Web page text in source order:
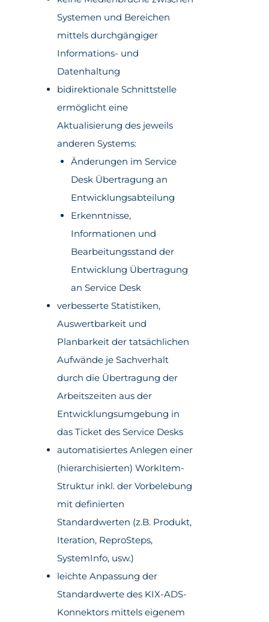
Systemen und Bereichen
mittels durchgängiger
Informations- und
Datenhaltung
bidirektionale Schnittstelle
ermöglicht eine
Aktualisierung des jeweils
anderen Systems:
Änderungen im Service
Desk Übertragung an
Entwicklungsabteilung
Erkenntnisse,
Informationen und
Bearbeitungsstand der
Entwicklung Übertragung
an Service Desk
verbesserte Statistiken,
Auswertbarkeit und
Planbarkeit der tatsächlichen
Aufwände je Sachverhalt
durch die Übertragung der
Arbeitszeiten aus der
Entwicklungsumgebung in
das Ticket des Service Desks
automatisiertes Anlegen einer
(hierarchisierten) WorkItem-
Struktur inkl. der Vorbelebung
mit definierten
Standardwerten (z.B. Produkt,
Iteration, ReproSteps,
SystemInfo, usw.)
leichte Anpassung der
Standardwerte des KIX-ADS-
Konnektors mittels eigenem